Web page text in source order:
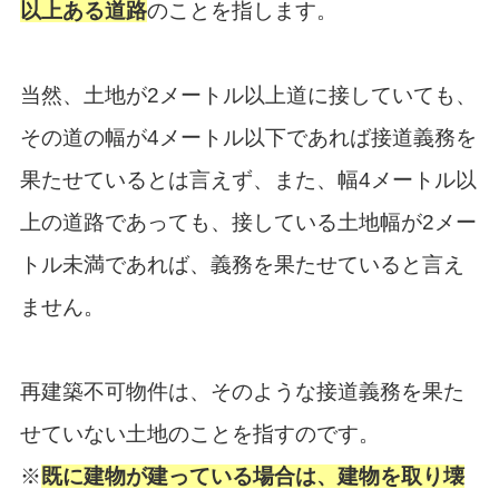
以上ある道路のことを指します。
当然、土地が2メートル以上道に接していても、
その道の幅が4メートル以下であれば接道義務を
果たせているとは言えず、また、幅4メートル以
上の道路であっても、接している土地幅が2メー
トル未満であれば、義務を果たせていると言え
ません。
再建築不可物件は、そのような接道義務を果た
せていない土地のことを指すのです。
※ 既に建物が建っている場合は、建物を取り壊